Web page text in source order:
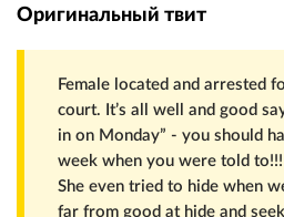
Оригинальный твит
Female located and arrested
court. It’s all well and good
in on Monday” - you should
week when you were told to!!!
She even tried to hide when
far from good at hide and seek